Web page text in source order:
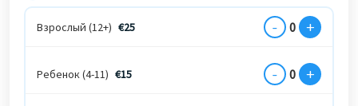
Взрослый (12+) €25 - 0 +
Ребенок (4-11) €15 - 0 +